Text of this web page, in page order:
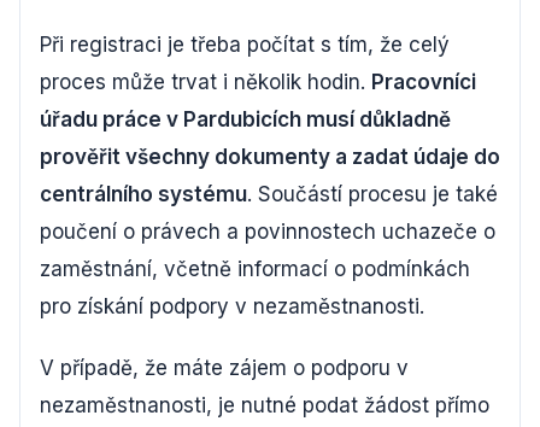
Při registraci je třeba počítat s tím, že celý
proces může trvat i několik hodin. Pracovníci
úřadu práce v Pardubicích musí důkladně
prověřit všechny dokumenty a zadat údaje do
centrálního systému. Součástí procesu je také
poučení o právech a povinnostech uchazeče o
zaměstnání, včetně informací o podmínkách
pro získání podpory v nezaměstnanosti.
V případě, že máte zájem o podporu v
nezaměstnanosti, je nutné podat žádost přímo